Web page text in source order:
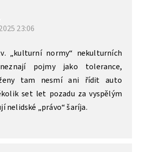
23:06
„kulturní normy“ nekulturních
pojmy jako tolerance,
tam nesmí ani řídit auto
set let pozadu za vyspělým
nelidské „právo“ šaríja.